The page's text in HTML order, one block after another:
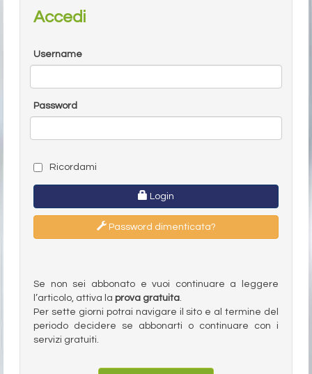
Accedi
Username
Password
Ricordami
Login
Password dimenticata?
Se non sei abbonato e vuoi continuare a leggere
l’articolo, attiva la prova gratuita.
Per sette giorni potrai navigare il sito e al termine del
periodo decidere se abbonarti o continuare con i
servizi gratuiti.